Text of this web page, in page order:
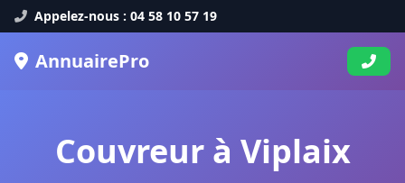
Appelez-nous : 04 58 10 57 19
AnnuairePro
Couvreur à Viplaix